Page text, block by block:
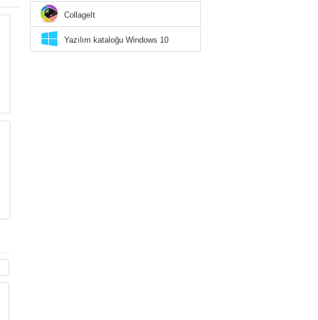
CollageIt
Yazılım kataloğu Windows 10